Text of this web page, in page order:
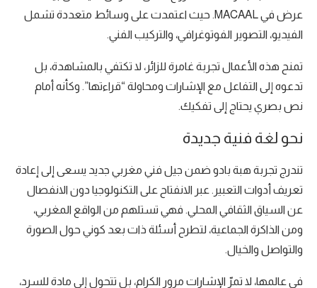
عرض في MACAAL. حيث اعتمدت على وسائط متعددة تشمل
الفيديو، التصوير الفوتوغرافي، والتركيب الفني.
تمنح هذه الأعمال تجربة غامرة للزائر، لا تكتفي بالمشاهدة، بل
تدعوه إلى التفاعل مع الإشارات ومحاولة “قراءتها”. وكأنه أمام
نص بصري يحتاج إلى تفكيك.
نحو لغة فنية جديدة
تندرج تجربة هبة بادو ضمن جيل فني مغربي جديد يسعى إلى إعادة
تعريف أدوات التعبير. عبر الانفتاح على التكنولوجيا دون الانفصال
عن السياق الثقافي المحلي. فهي تستلهم من الواقع المغربي،
ومن الذاكرة الجماعية، لتطرح أسئلة ذات بعد كوني حول الصورة
والتواصل والخيال.
في عالمها، لا تمرّ الإشارات مرور الكرام، بل تتحول إلى مادة للسرد،